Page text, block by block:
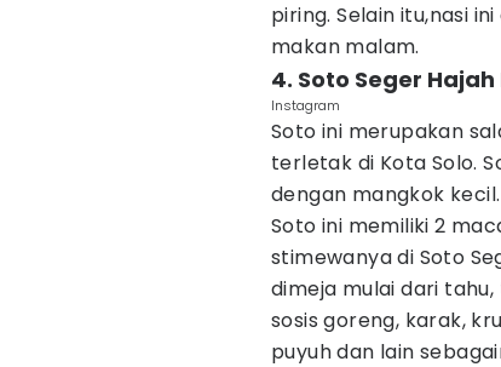
piring. Selain itu,nasi
makan malam.
4. Soto Seger
Instagram
Soto ini merupakan
terletak di Kota Solo.
dengan mangkok kecil.
Soto ini memiliki 2
stimewanya di Soto
dimeja mulai dari
sosis goreng, karak,
puyuh dan lain